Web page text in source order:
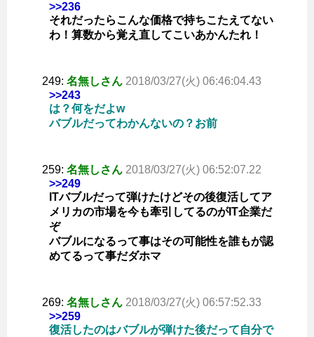
>>236
それだったらこんな価格で持ちこたえてない
わ！算数から覚え直してこいあかんたれ！
249: 名無しさん 2018/03/27(火) 06:46:04.43
>>243
は？何をだよw
バブルだってわかんないの？お前
259: 名無しさん 2018/03/27(火) 06:52:07.22
>>249
ITバブルだって弾けたけどその後復活してア
メリカの市場を今も牽引してるのがIT企業だ
ぞ
バブルになるって事はその可能性を誰もが認
めてるって事だダホマ
269: 名無しさん 2018/03/27(火) 06:57:52.33
>>259
復活したのはバブルが弾けた後だって自分で